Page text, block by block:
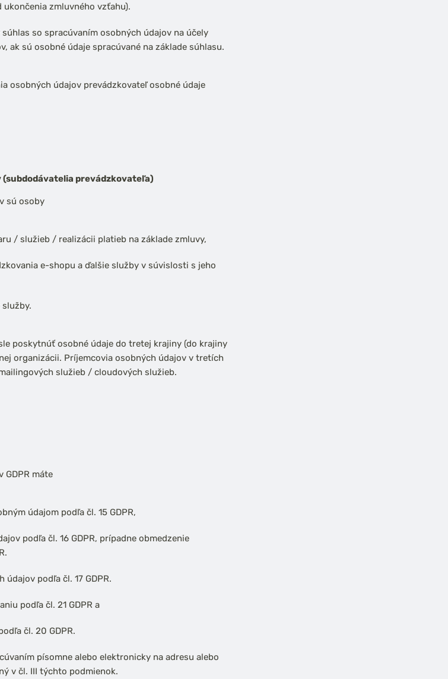
zmluvného vzťahu).
so spracúvaním osobných údajov na účely
ak sú osobné údaje spracúvané na základe súhlasu.
osobných údajov prevádzkovateľ osobné údaje
prevádzkovateľa)
sú osoby
/ služieb / realizácii platieb na základe zmluvy,
e-shopu a ďalšie služby v súvislosti s jeho
poskytnúť osobné údaje do tretej krajiny (do krajiny
organizácii. Príjemcovia osobných údajov v tretích
služieb / cloudových služieb.
GDPR máte
údajom podľa čl. 15 GDPR,
podľa čl. 16 GDPR, prípadne obmedzenie
údajov podľa čl. 17 GDPR.
podľa čl. 21 GDPR a
čl. 20 GDPR.
písomne alebo elektronicky na adresu alebo
v čl. III týchto podmienok.